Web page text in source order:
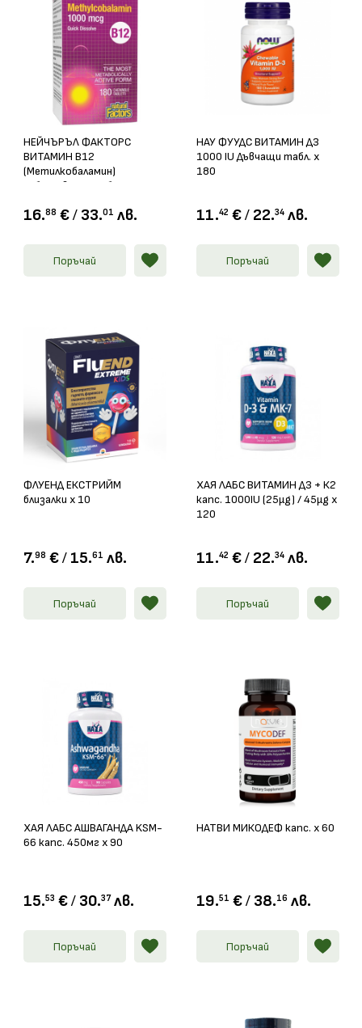
НЕЙЧЪРЪЛ ФАКТОРС
ВИТАМИН В12
(Метилкобаламин)
сублингвални таблетки
16.88 € / 33.01 лв.
Поръчай
НАУ ФУУДС ВИТАМИН Д3
1000 IU Дъвчащи табл. х
180
11.42 € / 22.34 лв.
Поръчай
ФЛУЕНД ЕКСТРИЙМ
близалки х 10
7.98 € / 15.61 лв.
Поръчай
ХАЯ ЛАБС ВИТАМИН Д3 + К2
капс. 1000IU (25μg) / 45μg x
120
11.42 € / 22.34 лв.
Поръчай
ХАЯ ЛАБС АШВАГАНДА KSM-
66 капс. 450мг х 90
15.53 € / 30.37 лв.
Поръчай
НАТВИ МИКОДЕФ капс. х 60
19.51 € / 38.16 лв.
Поръчай